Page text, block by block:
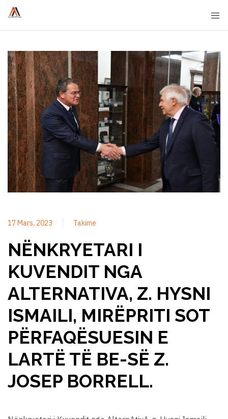
17 Mars, 2023 Takime
NËNKRYETARI I
KUVENDIT NGA
ALTERNATIVA, Z. HYSNI
ISMAILI, MIRËPRITI SOT
PËRFAQËSUESIN E
LARTË TË BE-SË Z.
JOSEP BORRELL.